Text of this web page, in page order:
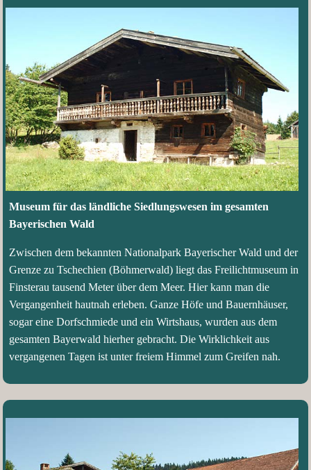
Museum für das ländliche Siedlungswesen im gesamten
Bayerischen Wald
Zwischen dem bekannten Nationalpark Bayerischer Wald und der
Grenze zu Tschechien (Böhmerwald) liegt das Freilichtmuseum in
Finsterau tausend Meter über dem Meer. Hier kann man die
Vergangenheit hautnah erleben. Ganze Höfe und Bauernhäuser,
sogar eine Dorfschmiede und ein Wirtshaus, wurden aus dem
gesamten Bayerwald hierher gebracht. Die Wirklichkeit aus
vergangenen Tagen ist unter freiem Himmel zum Greifen nah.